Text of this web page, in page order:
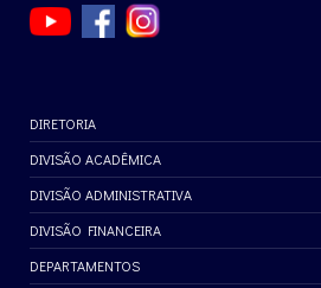
DIRETORIA
DIVISÃO ACADÊMICA
DIVISÃO ADMINISTRATIVA
DIVISÃO FINANCEIRA
DEPARTAMENTOS